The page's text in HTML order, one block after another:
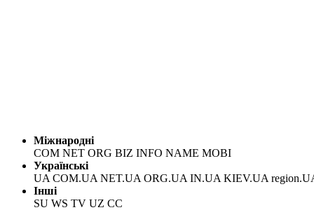
Міжнародні
COM NET ORG BIZ INFO NAME MOBI
Українські
UA COM.UA NET.UA ORG.UA IN.UA KIEV.UA
Інші
SU WS TV UZ CC